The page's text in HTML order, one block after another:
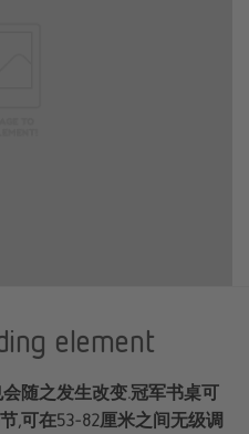
element
随之发生改变.冠军书桌可
,可在53-82厘米之间无级调